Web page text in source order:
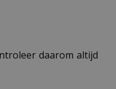
daarom altijd